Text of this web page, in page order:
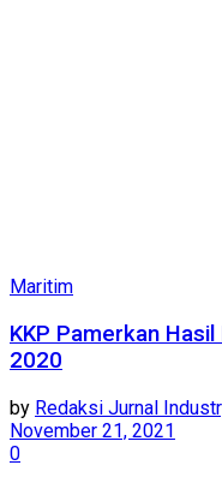
Maritim
KKP Pamerkan
2020
by Redaksi Jurnal
November 21, 2021
0